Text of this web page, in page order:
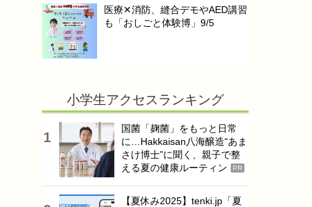
医療✕消防、縫合デモやAED講習
も「おしごと体験博」9/5
小学生アクセスランキング
国菌「麹菌」をもっと日常
に…Hakkaisan八海醸造“あま
さけ博士”に聞く、親子で整
える夏の健康ルーティン
PR
【夏休み2025】tenki.jp「夏